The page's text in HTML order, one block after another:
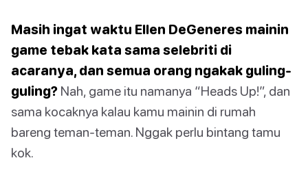
Masih ingat waktu Ellen DeGeneres mainin
game tebak kata sama selebriti di
acaranya, dan semua orang ngakak guling-
guling? Nah, game itu namanya “Heads Up!”, dan
sama kocaknya kalau kamu mainin di rumah
bareng teman-teman. Nggak perlu bintang tamu
kok.